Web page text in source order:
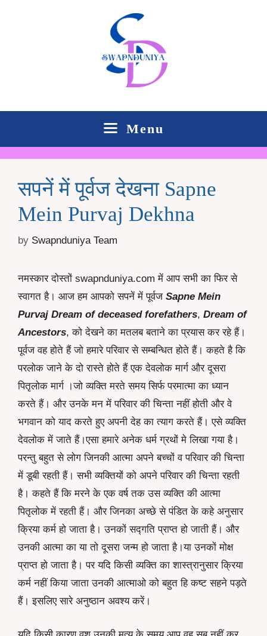
Menu
सपनें में पूर्वज देखना Sapne
Mein Purvaj Dekhna
by Swapnduniya Team
नमस्कार दोस्तों swapnduniya.com में आप सभी का फिर से
स्वागत है। आज हम आपको सपनें में पूर्वज Sapne Mein
Purvaj Dream of deceased forefathers, Dream of
Ancestors, को देखने का मतलब बताने का प्रयास कर रहे हैं।
पूर्वज वह होते हैं जो हमारे परिवार से सम्बन्धित होते हैं। कहते है कि
परलोक जाने के दो रास्ते होते हैं एक देवलोक मार्ग और दूसरा
पितृलोक मार्ग ।जो व्यक्ति मरते समय सिर्फ परमात्मा का ध्यान
करते हैं। और उनके मन में परिवार की चिन्ता नहीं होती और वे
भगवान को याद करते हुए अपनी देह का त्याग करते हैं। एसे व्यक्ति
देवलोक में जाते हैं।एसा हमारे अनेक धर्म ग्रथों मे लिखा गया है।
परन्तु बहुत से लोग जिनकी आत्मा अपने बच्चों व परिवार की चिन्ता
में डूबी रहती हैं। सभी व्यक्तियों को अपने परिवार की चिन्ता रहती
है। कहते हैं कि मरने के एक वर्ष तक उस व्यक्ति की आत्मा
पितृलोक में रहती हैं। और जिनका अच्छे से पंडित के कहे अनुसार
क्रिया कर्म हो जाता है। उनकों सद्गति प्राप्त हो जाती हैं। और
उनकी आत्मा का या तो दूसरा जन्म हो जाता है।या उनकों मोक्ष
प्राप्त हो जाता है। पर यदि किसी व्यक्ति का शास्त्रानुसार क्रिया
कर्म नहीं किया जाता उनकी आत्माओ को बहुत हि कष्ट सहने पड़ते
हैं। इसलिए सारे अनुष्ठान अवश्य करें।